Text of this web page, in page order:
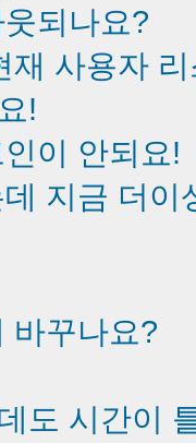
되나요?
재 사용자
!
이 안되요!
지금 더이
바꾸나요?
도 시간이